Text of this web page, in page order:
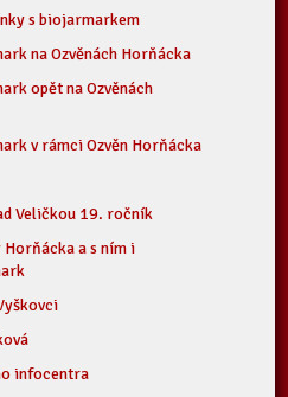
s biojarmarkem
na Ozvěnách Horňácka
opět na Ozvěnách
v rámci Ozvěn Horňácka
Veličkou 19. ročník
a s ním i
infocentra